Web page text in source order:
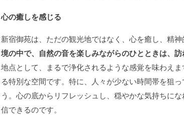
心の癒しを感じる
新宿御苑は、ただの観光地ではなく、心を癒し、精
境の中で、自然の音を楽しみながらのひとときは、
地点として、まるで浄化されるような感覚を味わえ
る特別な空間です。特に、人々が少ない時間帯を狙
う。心の底からリフレッシュし、穏やかな気持ちに
信できるのです。